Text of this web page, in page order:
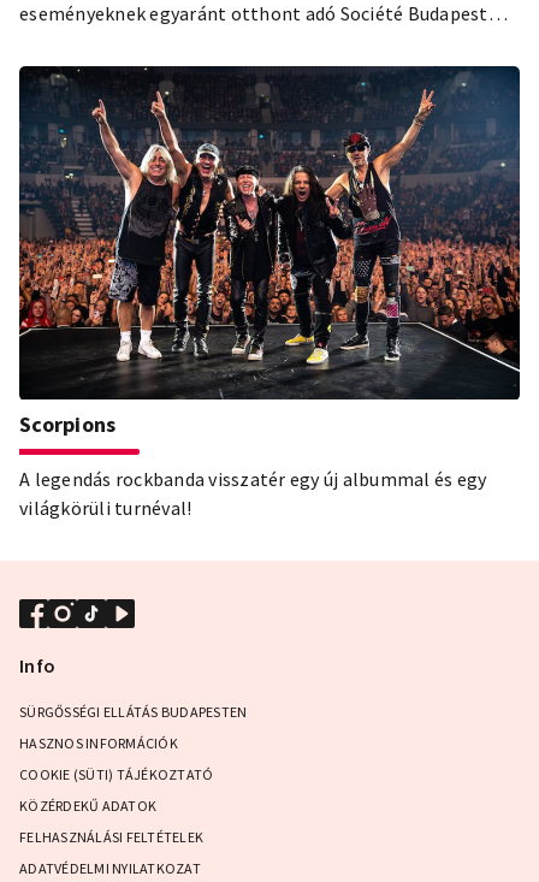
eseményeknek egyaránt otthont adó Société Budapest
Scorpions
A legendás rockbanda visszatér egy új albummal és egy
világkörüli turnéval!
Info
SÜRGŐSSÉGI ELLÁTÁS BUDAPESTEN
HASZNOS INFORMÁCIÓK
COOKIE (SÜTI) TÁJÉKOZTATÓ
KÖZÉRDEKŰ ADATOK
FELHASZNÁLÁSI FELTÉTELEK
ADATVÉDELMI NYILATKOZAT